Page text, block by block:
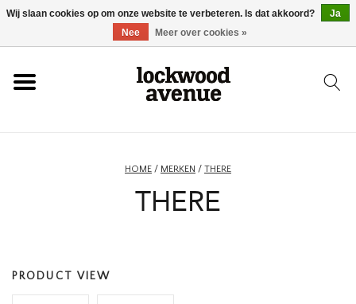
HOME
ACCESSOIRES
HOME / MERKEN / THERE
THERE
PRODUCT VIEW
Wij slaan cookies op om onze website te verbeteren. Is dat akkoord?
Ja
Nee
Meer over cookies »